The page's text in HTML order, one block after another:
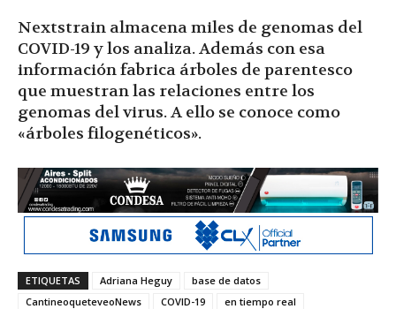
Nextstrain almacena miles de genomas del
COVID-19 y los analiza. Además con esa
información fabrica árboles de parentesco
que muestran las relaciones entre los
genomas del virus. A ello se conoce como
«árboles filogenéticos».
ETIQUETAS Adriana Heguy
base de datos
CantineoqueteveoNews
COVID-19
en tiempo real